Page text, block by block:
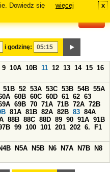
Dowiedz się
więcej x
i godzinę:
9 10A 10B 11 12 13 14 15 16
51B 52 53A 53C 53B 54B 55A
60B 60C 60D 61 62 63
69B 70 71A 71B 72A 72B
81A 81B 82A 82B 83 84A
88B 88C 88D 89 90 91A 91B
99 100 101 201 202 6.
F1
N5A N5B N6 N7A N7B
N8